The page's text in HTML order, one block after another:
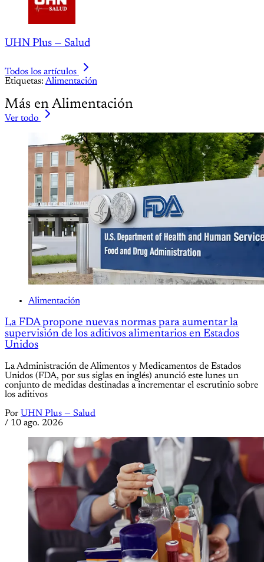
UHN Plus — Salud
Todos los artículos
Etiquetas: Alimentación
Más en Alimentación
Ver todo
Alimentación
La FDA propone nuevas normas para aumentar la
supervisión de los aditivos alimentarios en Estados
Unidos
La Administración de Alimentos y Medicamentos de Estados
Unidos (FDA, por sus siglas en inglés) anunció este lunes un
conjunto de medidas destinadas a incrementar el escrutinio sobre
los aditivos
Por UHN Plus — Salud
/ 10 ago. 2026